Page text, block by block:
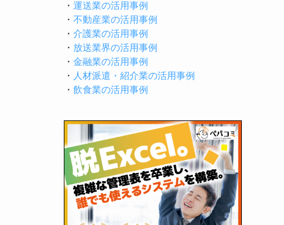
・ 運送業の活用事例
・ 不動産業の活用事例
・ 介護業の活用事例
・ 放送業界の活用事例
・ 金融業の活用事例
・ 人材派遣・紹介業の活用事例
・ 飲食業の活用事例